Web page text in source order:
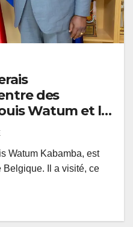
des
Watum et le
des affaires
Prévot
Watum Kabamba, est
Il a visité, ce